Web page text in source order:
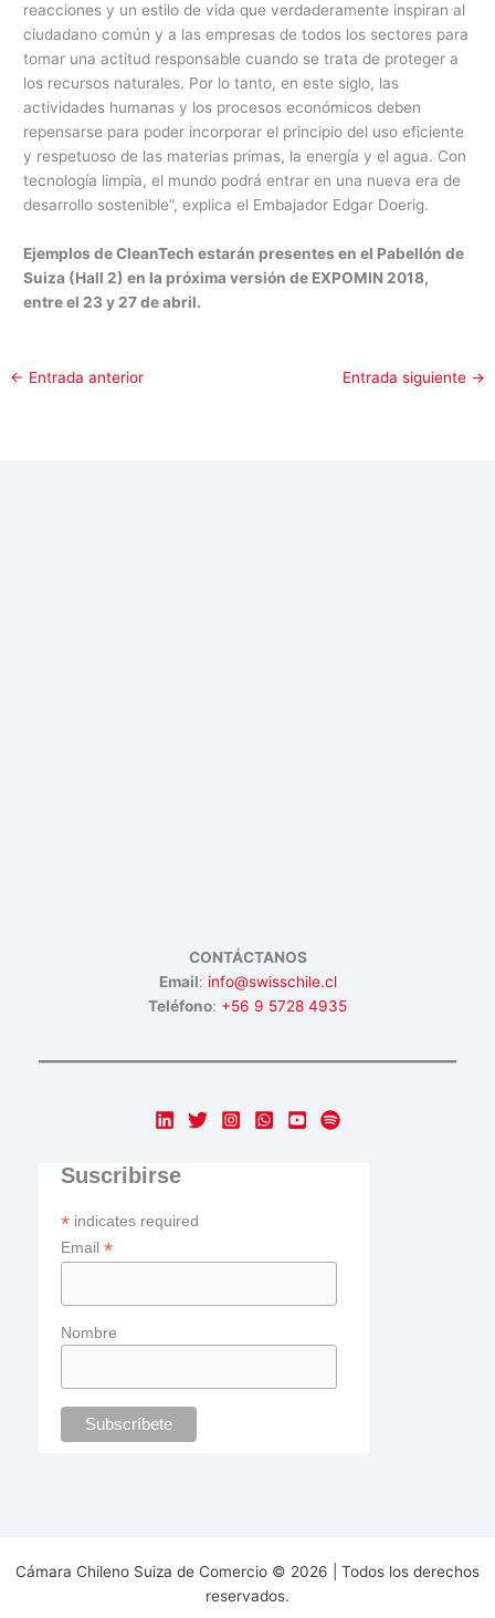
reacciones y un estilo de vida que verdaderamente inspiran al
ciudadano común y a las empresas de todos los sectores para
tomar una actitud responsable cuando se trata de proteger a
los recursos naturales. Por lo tanto, en este siglo, las
actividades humanas y los procesos económicos deben
repensarse para poder incorporar el principio del uso eficiente
y respetuoso de las materias primas, la energía y el agua. Con
tecnología limpia, el mundo podrá entrar en una nueva era de
desarrollo sostenible”, explica el Embajador Edgar Doerig.
Ejemplos de CleanTech estarán presentes en el Pabellón de
Suiza (Hall 2) en la próxima versión de EXPOMIN 2018,
entre el 23 y 27 de abril.
← Entrada anterior Entrada siguiente →
CONTÁCTANOS
Email: info@swisschile.cl
Teléfono: +56 9 5728 4935
Suscribirse
* indicates required
Email *
Nombre
Cámara Chileno Suiza de Comercio © 2026 | Todos los derechos
reservados.